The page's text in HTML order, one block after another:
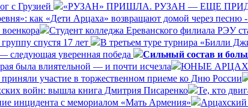
с Грузией «РУЗАН» ПРИШЛА. РУЗАН — ЕЩЕ
как «Дети Арцаха» возвращают домой через песню
Студент колледжа Ереванского филиала РЭУ
спустя 17 лет
В третьем туре турнира «Билли
следующая уверенная победа
Сильный состав и
была влиятельной — и почти исчезла
ЮНЫЕ
участие в торжественном приеме ко Дню России
войн: вышла книга Дмитрия Писаренко
Те, кто
инцидента с мемориалом «Мать Армения»
Арцахский